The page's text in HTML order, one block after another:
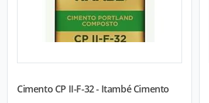
Cimento CP II-F-32 - Itambé Cimento